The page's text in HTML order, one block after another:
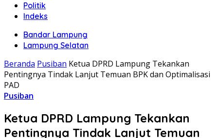
Politik
Indeks
Bandar Lampung
Lampung Selatan
Beranda Pusiban Ketua DPRD Lampung Tekankan
Pentingnya Tindak Lanjut Temuan BPK dan Optimalisasi
PAD
Pusiban
Ketua DPRD Lampung Tekankan
Pentingnya Tindak Lanjut Temuan